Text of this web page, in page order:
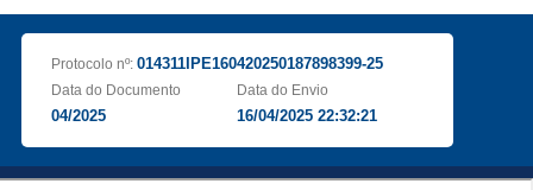
Protocolo nº: 014311IPE160420250187898399-25
Data do Documento
04/2025
Data do Envio
16/04/2025 22:32:21